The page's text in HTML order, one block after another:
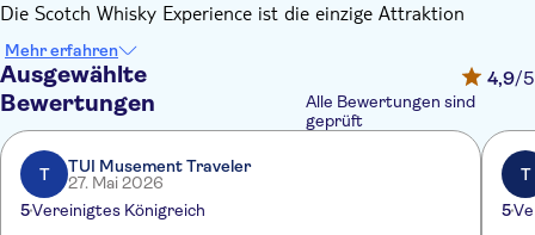
Die Scotch Whisky Experience ist die einzige Attraktion
weltweit, die Sie auf eine große Tour durch die fünf Whisky-
Regionen Schottlands mitnimmt und Ihnen die ganze
Geschichte des Scotch erzählt. Mit Ihrem hervorragenden Guide
erfahren Sie, wie Geografie und Wetter zusammenwirken und
die einzigartigen Aromen und Geschmacksrichtungen des
regionalen Scotch Whiskys hervorbringen.
Nach der Verkostung eines Schlucks Single Malt oder Blended
Scotch Whisky – Sie haben die Wahl! Als Souvenir nehmen Sie
Mehr erfahren
Ausgewählte
Bewertungen
4,9/5
Alle Bewertungen sind
geprüft
T
TUI Musement Traveler
27. Mai 2026
5Vereinigtes Königreich
T
5